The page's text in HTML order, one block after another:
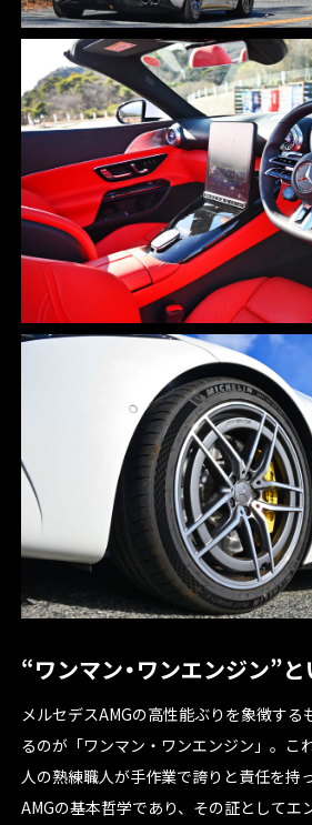
“ワンマン・ワンエンジン”と
メルセデスAMGの高性能ぶりを象徴す
るのが「ワンマン・ワンエンジン」。こ
人の熟練職人が手作業で誇りと責任を持
AMGの基本哲学であり、その証としてエ